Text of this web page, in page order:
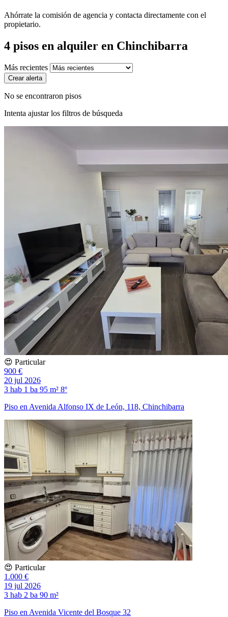
Ahórrate la comisión de agencia y contacta directamente con el
propietario.
4 pisos en alquiler en Chinchibarra
Más recientes
Crear alerta
No se encontraron pisos
Intenta ajustar los filtros de búsqueda
😍 Particular
900 €
20 jul 2026
3 hab 1 ba 95 m² 8º
Piso en Avenida Alfonso IX de León, 118, Chinchibarra
😍 Particular
1.000 €
19 jul 2026
3 hab 2 ba 90 m²
Piso en Avenida Vicente del Bosque 32